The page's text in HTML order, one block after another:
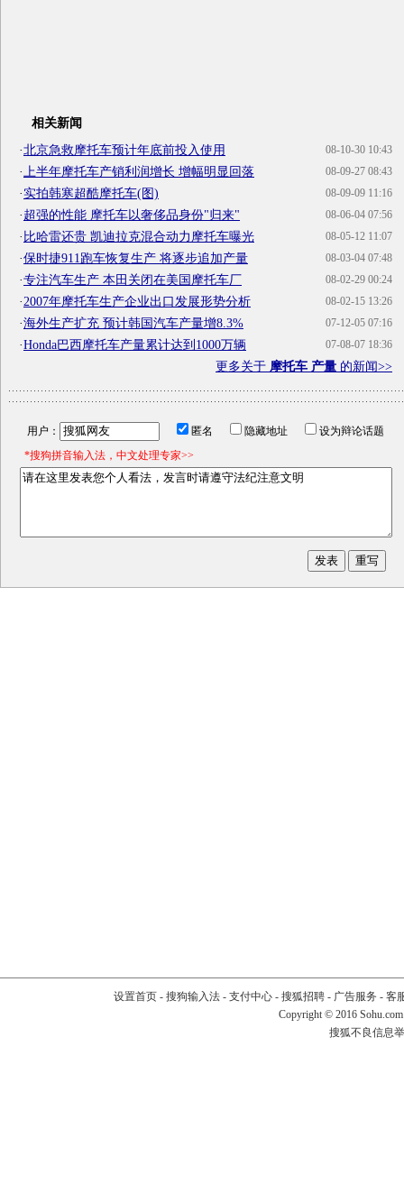
相关新闻
08-10-30 10:43
·北京急救摩托车预计年底前投入使用
08-09-27 08:43
· 上半年摩托车产销利润增长 增幅明显回落
08-09-09 11:16
·实拍韩寒超酷摩托车(图)
08-06-04 07:56
·超强的性能 摩托车以奢侈品身份"归来"
08-05-12 11:07
· 比哈雷还贵 凯迪拉克混合动力摩托车曝光
08-03-04 07:48
·保时捷911跑车恢复生产 将逐步追加产量
08-02-29 00:24
·专注汽车生产 本田关闭在美国摩托车厂
08-02-15 13:26
·2007年摩托车生产企业出口发展形势分析
07-12-05 07:16
·海外生产扩充 预计韩国汽车产量增8.3%
07-08-07 18:36
·Honda巴西摩托车产量累计达到1000万辆
更多关于 摩托车 产量 的新闻>>
用户： 匿名 隐藏地址
设为辩论话题
*搜狗拼音输入法，中文处理专家>>
设置首页- 搜狗输入法- 支付中心- 搜狐招聘- 广告服务 - 客
Copyright © 2016
搜狐不良信息